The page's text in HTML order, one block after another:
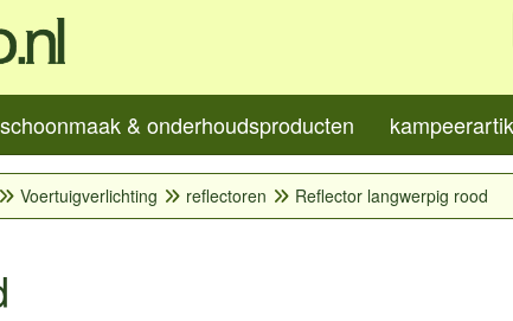
schoonmaak & onderhoudsproducten
Voertuigverlichting reflectoren Reflector langwerpig rood